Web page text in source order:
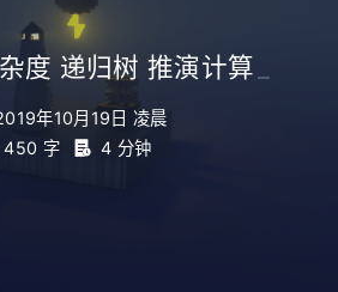
度 递归树 推演计算
年10月19日 凌晨
450 字
4 分钟